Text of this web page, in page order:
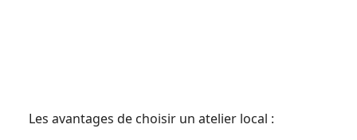
Les avantages de choisir un atelier local :